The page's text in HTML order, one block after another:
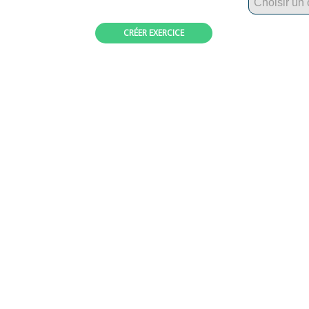
Choisir un
CRÉER EXERCICE